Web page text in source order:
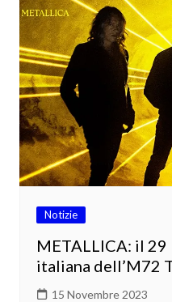
Notizie
METALLICA: il 29
italiana dell’M72
15 Novembre 2023